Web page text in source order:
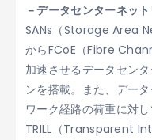
－データセンターネッ
SANs（Storage Area
からFCoE（Fibre
加速させるデータセン
ンを搭載。また、デー
ワーク経路の荷重に対
TRILL（Transparent